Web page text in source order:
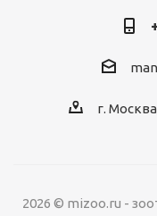
г.
2026 © mizoo.ru -